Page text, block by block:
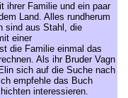
ihrer Familie und ein paar
Land. Alles rundherum
sind aus Stahl, die
einer
die Familie einmal das
Als ihr Bruder Vagn
sich auf die Suche nach
empfehle das Buch
interessieren.